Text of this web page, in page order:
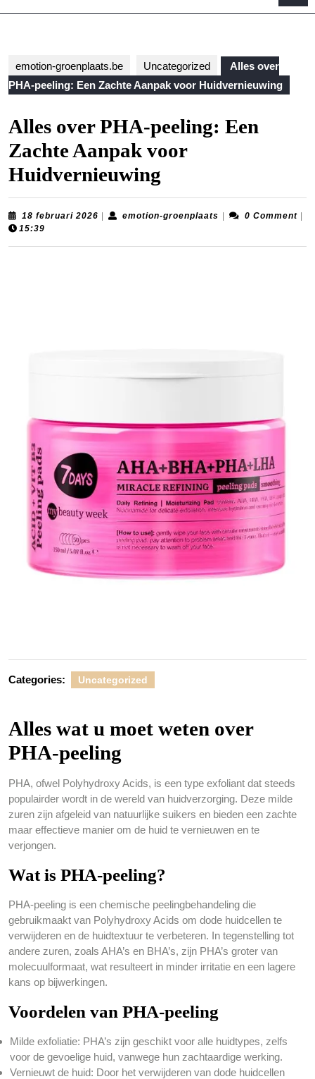
emotion-groenplaats.be Uncategorized
Alles over
PHA-peeling: Een Zachte Aanpak voor Huidvernieuwing
Alles over PHA-peeling: Een
Zachte Aanpak voor
Huidvernieuwing
18 februari 2026 18
emotion-groenplaats emotion-0 Comment
15:39
Categories: Uncategorized
Alles wat u moet weten over
PHA-peeling
PHA, ofwel Polyhydroxy Acids, is een type exfoliant dat steeds
populairder wordt in de wereld van huidverzorging. Deze milde
zuren zijn afgeleid van natuurlijke suikers en bieden een zachte
maar effectieve manier om de huid te vernieuwen en te
verjongen.
Wat is PHA-peeling?
PHA-peeling is een chemische peelingbehandeling die
gebruikmaakt van Polyhydroxy Acids om dode huidcellen te
verwijderen en de huidtextuur te verbeteren. In tegenstelling tot
andere zuren, zoals AHA’s en BHA’s, zijn PHA’s groter van
molecuulformaat, wat resulteert in minder irritatie en een lagere
kans op bijwerkingen.
Voordelen van PHA-peeling
Milde exfoliatie: PHA’s zijn geschikt voor alle huidtypes, zelfs
voor de gevoelige huid, vanwege hun zachtaardige werking.
Vernieuwt de huid: Door het verwijderen van dode huidcellen